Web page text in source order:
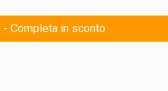
Completa in sconto